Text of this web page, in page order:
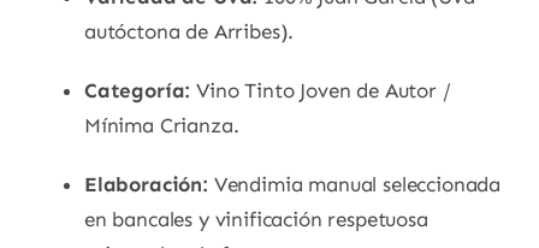
autóctona de Arribes).
Categoría: Vino Tinto Joven de Autor /
Mínima Crianza.
Elaboración: Vendimia manual seleccionada
en bancales y vinificación respetuosa